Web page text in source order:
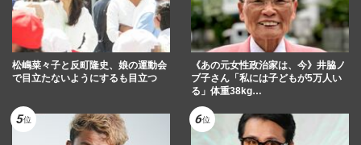
松嶋菜々子と反町隆史、娘の運動会
で目立たないようにするも目立つ
《あの元女性政治家は、今》井脇ノ
ブ子さん「私には子どもが5万人い
る」体重38kg…